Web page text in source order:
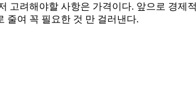
고려해야할 사항은 가격이다. 앞으로 경
줄여 꼭 필요한 것 만 걸러낸다.